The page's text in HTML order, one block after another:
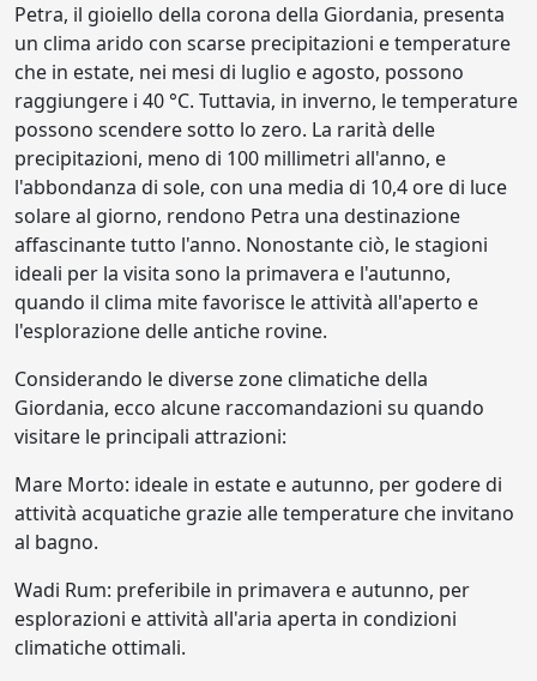
Petra, il gioiello della corona della Giordania, presenta
un clima arido con scarse precipitazioni e temperature
che in estate, nei mesi di luglio e agosto, possono
raggiungere i 40 °C. Tuttavia, in inverno, le temperature
possono scendere sotto lo zero. La rarità delle
precipitazioni, meno di 100 millimetri all'anno, e
l'abbondanza di sole, con una media di 10,4 ore di luce
solare al giorno, rendono Petra una destinazione
affascinante tutto l'anno. Nonostante ciò, le stagioni
ideali per la visita sono la primavera e l'autunno,
quando il clima mite favorisce le attività all'aperto e
l'esplorazione delle antiche rovine.
Considerando le diverse zone climatiche della
Giordania, ecco alcune raccomandazioni su quando
visitare le principali attrazioni:
Mare Morto: ideale in estate e autunno, per godere di
attività acquatiche grazie alle temperature che invitano
al bagno.
Wadi Rum: preferibile in primavera e autunno, per
esplorazioni e attività all'aria aperta in condizioni
climatiche ottimali.